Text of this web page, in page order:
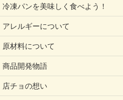
冷凍パンを美味しく食べよう！
アレルギーについて
原材料について
商品開発物語
店チョの想い